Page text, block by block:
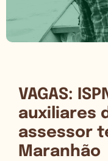
VAGAS:
auxiliares
assessor
Maranhão